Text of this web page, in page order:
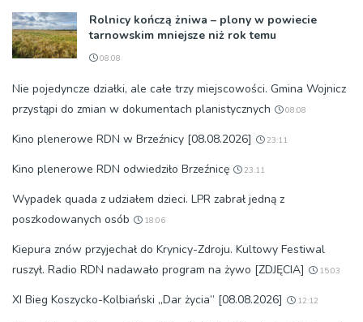
Rolnicy kończą żniwa – plony w powiecie
tarnowskim mniejsze niż rok temu
08:08
Nie pojedyncze działki, ale całe trzy miejscowości. Gmina Wojnicz
przystąpi do zmian w dokumentach planistycznych
08:08
Kino plenerowe RDN w Brzeźnicy [08.08.2026] 23:11
Kino plenerowe RDN odwiedziło Brzeźnicę 23:11
Wypadek quada z udziałem dzieci. LPR zabrał jedną z
poszkodowanych osób
18:06
Kiepura znów przyjechał do Krynicy-Zdroju. Kultowy Festiwal
ruszył. Radio RDN nadawało program na żywo [ZDJĘCIA]
15:03
XI Bieg Koszycko-Kolbiański „Dar życia” [08.08.2026] 12:12